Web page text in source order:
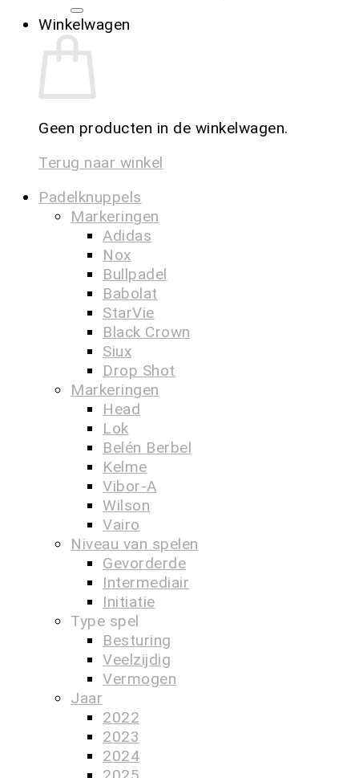
Winkelwagen
Geen producten in de winkelwagen.
Terug naar winkel
Padelknuppels
Markeringen
Adidas
Nox
Bullpadel
Babolat
StarVie
Black Crown
Siux
Drop Shot
Markeringen
Head
Lok
Belén Berbel
Kelme
Vibor-A
Wilson
Vairo
Niveau van spelen
Gevorderde
Intermediair
Initiatie
Type spel
Besturing
Veelzijdig
Vermogen
Jaar
2022
2023
2024